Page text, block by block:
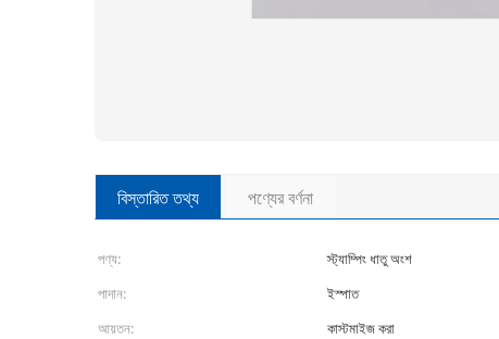
বিস্তারিত তথ্য পণ্যের বর্ণনা
পণ্য: স্ট্যাম্পিং ধাতু অংশ
পাদান:
ইস্পাত
আয়তন:
কাস্টমাইজ করা